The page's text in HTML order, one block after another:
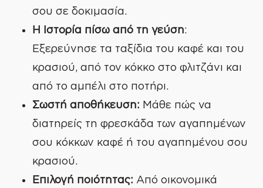
σου σε δοκιμασία.
Η Ιστορία πίσω από τη γεύση:
Εξερεύνησε τα ταξίδια του καφέ και του
κρασιού, από τον κόκκο στο φλιτζάνι και
από το αμπέλι στο ποτήρι.
Σωστή αποθήκευση: Μάθε πώς να
διατηρείς τη φρεσκάδα των αγαπημένων
σου κόκκων καφέ ή του αγαπημένου σου
κρασιού.
Επιλογή ποιότητας: Από οικονομικά